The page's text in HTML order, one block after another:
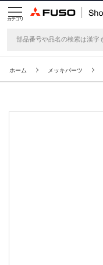
カテゴリ
ホーム メッキパーツ